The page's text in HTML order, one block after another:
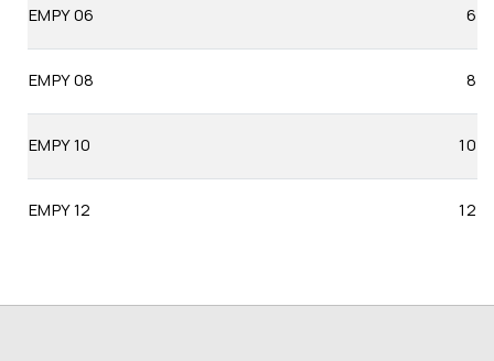
EMPY 06 6
EMPY 08 8
EMPY 10 10
EMPY 12 12